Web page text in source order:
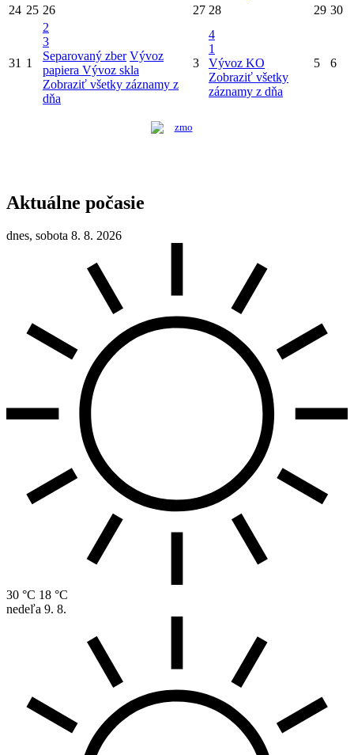
24 25 26 27 28 29 30
31 1
2
3
Separovaný zber Vývoz
papiera Vývoz skla
Zobraziť všetky záznamy z
dňa
3
4
1
Vývoz KO
Zobraziť všetky
záznamy z dňa
5 6
Aktuálne počasie
dnes, sobota 8. 8. 2026
30 °C 18 °C
nedeľa 9. 8.